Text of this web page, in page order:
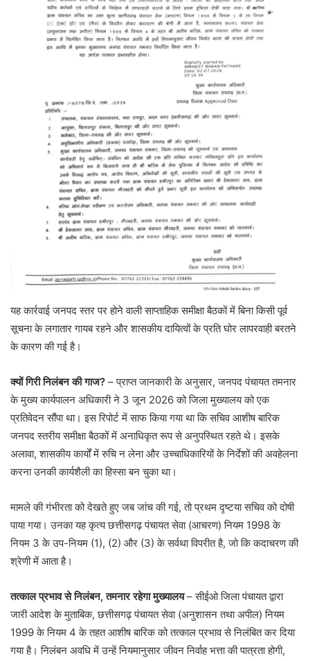
​यह कार्रवाई जनपद स्तर पर होने वाली साप्ताहिक समीक्षा बैठकों में बिना किसी पूर्व
सूचना के लगातार गायब रहने और शासकीय दायित्वों के प्रति घोर लापरवाही बरतने
के कारण की गई है।
क्यों गिरी निलंबन की गाज? – ​प्राप्त जानकारी के अनुसार, जनपद पंचायत तमनार
के मुख्य कार्यपालन अधिकारी ने 3 जून 2026 को जिला मुख्यालय को एक
प्रतिवेदन सौंपा था। इस रिपोर्ट में साफ किया गया था कि सचिव आशीष बारिक
जनपद स्तरीय समीक्षा बैठकों में अनाधिकृत रूप से अनुपस्थित रहते थे। इसके
अलावा, शासकीय कार्यों में रुचि न लेना और उच्चाधिकारियों के निर्देशों की अवहेलना
करना उनकी कार्यशैली का हिस्सा बन चुका था।
​मामले की गंभीरता को देखते हुए जब जांच की गई, तो प्रथम दृष्टया सचिव को दोषी
पाया गया। उनका यह कृत्य छत्तीसगढ़ पंचायत सेवा (आचरण) नियम 1998 के
नियम 3 के उप-नियम (1), (2) और (3) के सर्वथा विपरीत है, जो कि कदाचरण की
श्रेणी में आता है।
तत्काल प्रभाव से निलंबन, तमनार रहेगा मुख्यालय– ​सीईओ जिला पंचायत द्वारा
जारी आदेश के मुताबिक, छत्तीसगढ़ पंचायत सेवा (अनुशासन तथा अपील) नियम
1999 के नियम 4 के तहत आशीष बारिक को तत्काल प्रभाव से निलंबित कर दिया
गया है। निलंबन अवधि में उन्हें नियमानुसार जीवन निर्वाह भत्ता की पात्रता होगी,